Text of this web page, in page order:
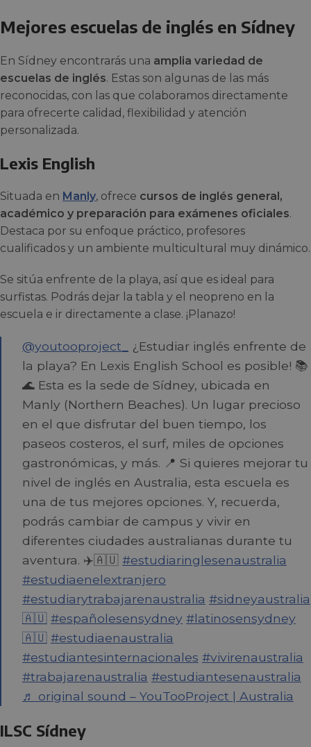
Mejores escuelas de inglés en Sídney
En Sídney encontrarás una amplia variedad de
escuelas de inglés. Estas son algunas de las más
reconocidas, con las que colaboramos directamente
para ofrecerte calidad, flexibilidad y atención
personalizada.
Lexis English
Situada en Manly, ofrece cursos de inglés general,
académico y preparación para exámenes oficiales.
Destaca por su enfoque práctico, profesores
cualificados y un ambiente multicultural muy dinámico.
Se sitúa enfrente de la playa, así que es ideal para
surfistas. Podrás dejar la tabla y el neopreno en la
escuela e ir directamente a clase. ¡Planazo!
@youtooproject_
¿Estudiar inglés enfrente de
la playa? En Lexis English School es posible! 📚
🌊 Esta es la sede de Sídney, ubicada en
Manly (Northern Beaches). Un lugar precioso
en el que disfrutar del buen tiempo, los
paseos costeros, el surf, miles de opciones
gastronómicas, y más. 📍 Si quieres mejorar tu
nivel de inglés en Australia, esta escuela es
una de tus mejores opciones. Y, recuerda,
podrás cambiar de campus y vivir en
diferentes ciudades australianas durante tu
aventura. ✈️🇦🇺 #estudiaringlesenaustralia
#estudiaenelextranjero
#estudiarytrabajarenaustralia #sidneyaustralia
🇦🇺 #españolesensydney #latinosensydney
🇦🇺 #estudiaenaustralia
#estudiantesinternacionales #vivirenaustralia
#trabajarenaustralia #estudiantesenaustralia
♬ original sound – YouTooProject | Australia
ILSC Sídney